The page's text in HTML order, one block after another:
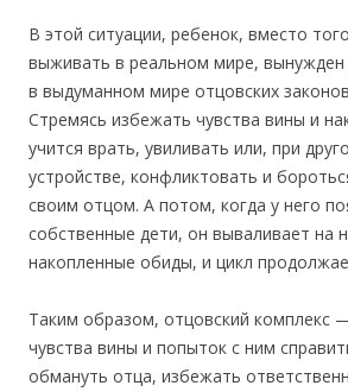
В этой ситуации, ребенок, вместо
выживать в реальном мире, вынужден
в выдуманном мире отцовских
Стремясь избежать чувства вины и
учится врать, увиливать или, при
устройстве, конфликтовать и
своим отцом. А потом, когда у него
собственные дети, он вываливает на
накопленные обиды, и цикл
Таким образом, отцовский комплекс
чувства вины и попыток с ним
обмануть отца, избежать